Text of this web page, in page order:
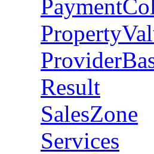
Result
SalesZone
Services